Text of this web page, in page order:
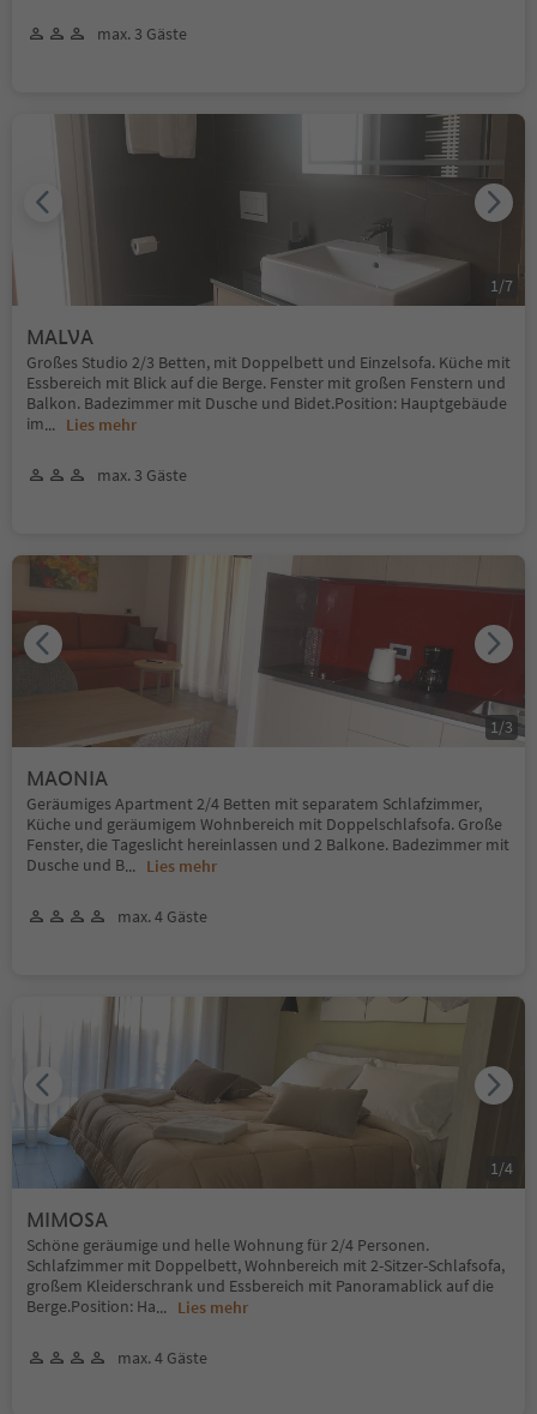
max. 3 Gäste
MALVA
Großes Studio 2/3 Betten, mit Doppelbett und Einzelsofa. Küche mit
Essbereich mit Blick auf die Berge. Fenster mit großen Fenstern und
Balkon. Badezimmer mit Dusche und Bidet.Position: Hauptgebäude
im... Lies mehr
max. 3 Gäste
1 /7
MAONIA
Geräumiges Apartment 2/4 Betten mit separatem Schlafzimmer,
Küche und geräumigem Wohnbereich mit Doppelschlafsofa. Große
Fenster, die Tageslicht hereinlassen und 2 Balkone. Badezimmer mit
Dusche und B... Lies mehr
max. 4 Gäste
1/3
MIMOSA
Schöne geräumige und helle Wohnung für 2/4 Personen.
Schlafzimmer mit Doppelbett, Wohnbereich mit 2-Sitzer-Schlafsofa,
großem Kleiderschrank und Essbereich mit Panoramablick auf die
Berge.Position: Ha... Lies mehr
max. 4 Gäste
1 /4